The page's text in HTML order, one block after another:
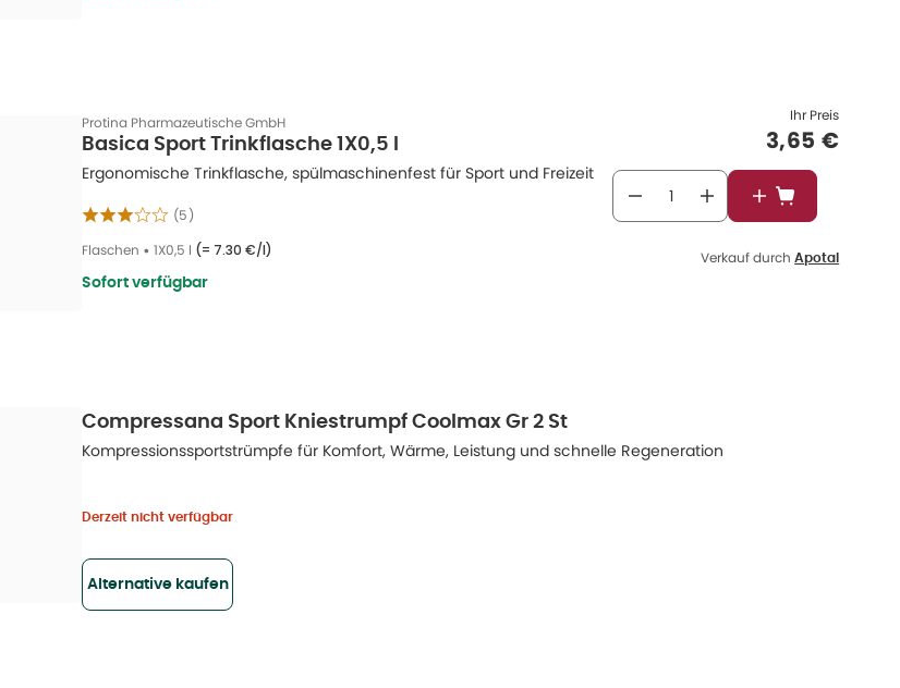
Protina Pharmazeutische GmbH
Basica Sport Trinkflasche 1X0,5 l
Ergonomische Trinkflasche, spülmaschinenfest für Sport und Freizeit
(5)
Flaschen • 1X0,5 l (= 7.30 €/l)
Sofort verfügbar
Ihr Preis
3,65 €
In den
Verkauf durch Apotal
Compressana Sport Kniestrumpf Coolmax Gr 2 St
Kompressionssportstrümpfe für Komfort, Wärme, Leistung und schnelle Regeneration
Derzeit nicht verfügbar
Alternative kaufen